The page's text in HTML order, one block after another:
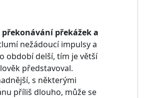
překonávání překážek a
nežádoucí impulsy a
období delší, tím je větší
představoval.
s některými
příliš dlouho, může se